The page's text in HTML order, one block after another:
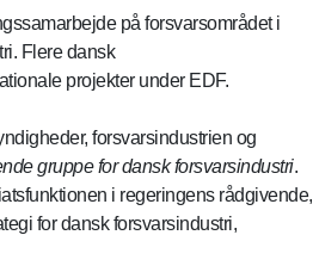
på forsvarsområdet i
Flere dansk
projekter under EDF.
forsvarsindustrien og
gruppe for dansk forsvarsindustri.
i regeringens rådgivende,
for dansk forsvarsindustri,